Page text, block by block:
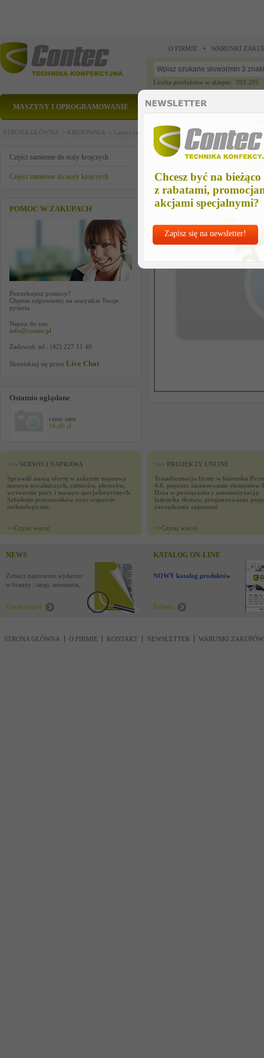
Chcesz być na bieżąco
z rabatami,
akcjami specjalnymi?
Zapisz się na newsletter!
O FIRMIE WARUNKI
Liczba produktów w sklepie: 393 205
MASZYNY I OPROGRAMOWANIE CZĘŚCI ZAMIENNE
STRONA GŁÓWNA > KROJOWNIA > Części zamienne do noży krojczych >Części
Części zamienne do noży krojczych
Części zamienne do noży krojczych
POMOC W ZAKUPACH
Potrzebujesz pomocy?
Chętnie odpowiemy na wszystkie Twoje
pytania.
Napisz do nas:
info@contec.pl
Zadzwoń: tel.: (42) 227 11 40
Skontaktuj się przez Live Chat
Ostatnio oglądane
czesc zam
16,40 zł
czesc zam
>>> SERWIS I NAPRAWA
Sprawdź naszą ofertę w zakresie naprawy
maszyn szwalniczych, cutterów, ploterów,
wytwornic pary i maszyn specjalistycznych.
Szkolenie pracowników oraz wsparcie
technologiczne.
>>Czytaj wiecej
>>> PROJEKTY UNIJNE
Transformacja firmy w kierunku
4.0. poprzez zastosowanie elementów
Data w powiązaniu z automatyzacją
łańcucha dostaw, prognozowania
zarządzania zapasami
>>Czytaj wiecej
NEWS
Zobacz najnowsze wydarzenia
w branży : targi, seminaria,
Czytaj więcej
KATALOG ON-LINE
NOWY katalog produktów !
Pobierz
STRONA GŁÓWNA O FIRMIE KONTAKT NEWSLETTER WARUNKI ZAKUPÓW